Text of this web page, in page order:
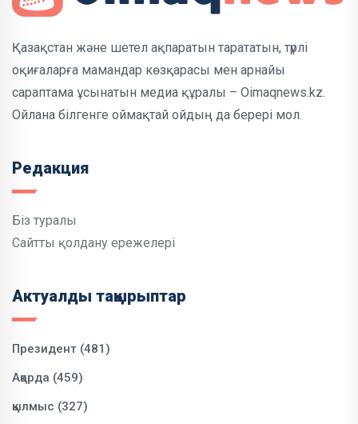
Қазақстан және шетел ақпаратын тарататын, түрлі
оқиғаларға мамандар көзқарасы мен арнайы
сараптама ұсынатын медиа құралы – Oimaqnews.kz.
Ойлана білгенге оймақтай ойдың да берері мол.
Редакция
Біз туралы
Сайтты қолдану ережелері
Актуалды тақырыптар
Президент (481)
Ақорда (459)
қылмыс (327)